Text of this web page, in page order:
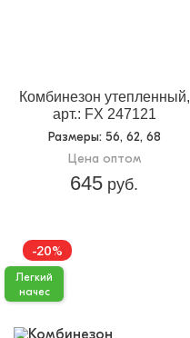
Комбинезон утепленный,
арт.: FX 247121
Размеры: 56, 62, 68
Цена оптом
645 руб.
-20%
Легкий
начес